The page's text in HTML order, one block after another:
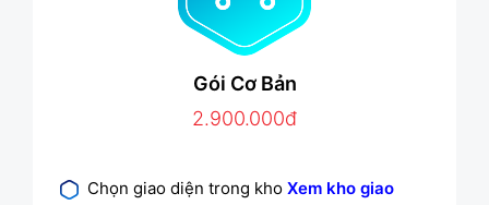
Gói Cơ Bản
2.900.000đ
Chọn giao diện trong kho Xem kho giao